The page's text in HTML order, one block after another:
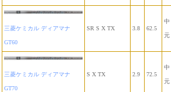
三菱ケミカル ディアマナ
GT60
SR S X TX 3.8 62.5
中
元
三菱ケミカル ディアマナ
GT70
S X TX 2.9 72.5
中
元